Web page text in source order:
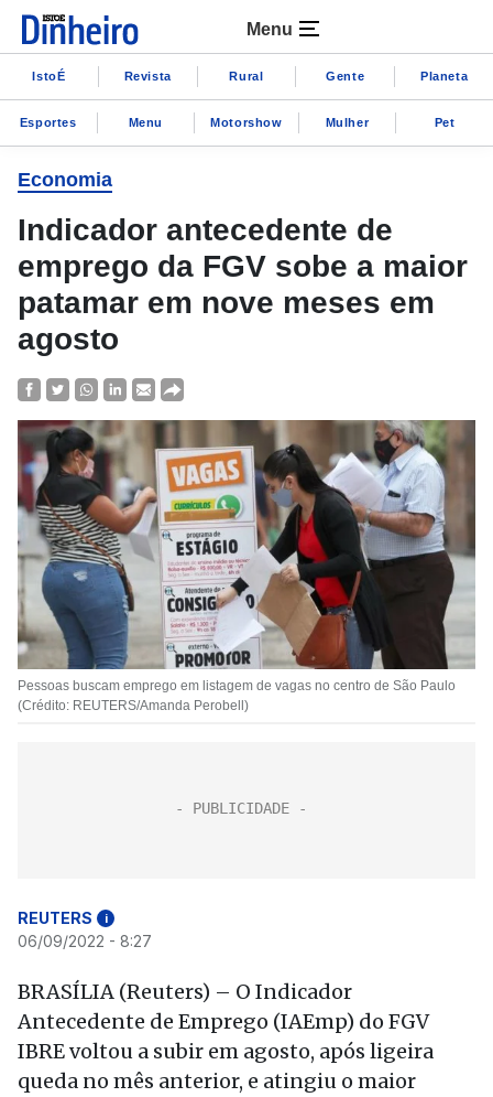
Menu
IstoÉ Revista Rural Gente Planeta
Esportes Menu Motorshow Mulher Pet
Economia
Indicador antecedente de
emprego da FGV sobe a maior
patamar em nove meses em
agosto
Pessoas buscam emprego em listagem de vagas no centro de São Paulo
(Crédito: REUTERS/Amanda Perobell)
REUTERS i
06/09/2022 - 8:27
BRASÍLIA (Reuters) – O Indicador
Antecedente de Emprego (IAEmp) do FGV
IBRE voltou a subir em agosto, após ligeira
queda no mês anterior, e atingiu o maior